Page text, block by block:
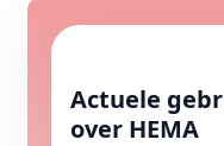
Actuele
over HEMA